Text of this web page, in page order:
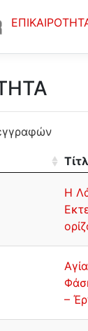
Η
–